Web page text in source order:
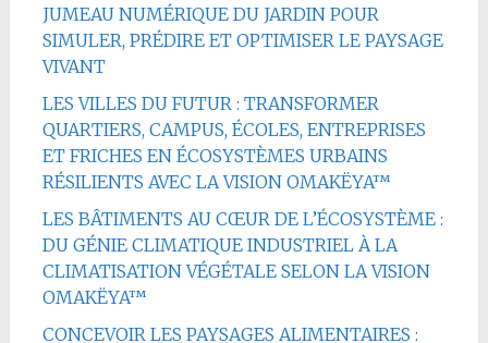
JUMEAU NUMÉRIQUE DU JARDIN POUR
SIMULER, PRÉDIRE ET OPTIMISER LE PAYSAGE
VIVANT
LES VILLES DU FUTUR : TRANSFORMER
QUARTIERS, CAMPUS, ÉCOLES, ENTREPRISES
ET FRICHES EN ÉCOSYSTÈMES URBAINS
RÉSILIENTS AVEC LA VISION OMAKËYA™
LES BÂTIMENTS AU CŒUR DE L’ÉCOSYSTÈME :
DU GÉNIE CLIMATIQUE INDUSTRIEL À LA
CLIMATISATION VÉGÉTALE SELON LA VISION
OMAKËYA™
CONCEVOIR LES PAYSAGES ALIMENTAIRES :